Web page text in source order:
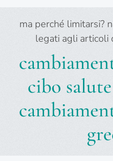
ma perché limitarsi?
legati agli articoli
cibo salute